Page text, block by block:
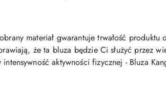
materiał gwarantuje trwałość produktu
że ta bluza będzie Ci służyć przez
aktywności fizycznej - Bluza